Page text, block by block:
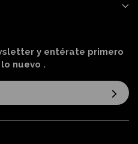
y entérate primero
nuevo .